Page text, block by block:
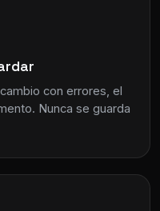
con errores, el
Nunca se guarda